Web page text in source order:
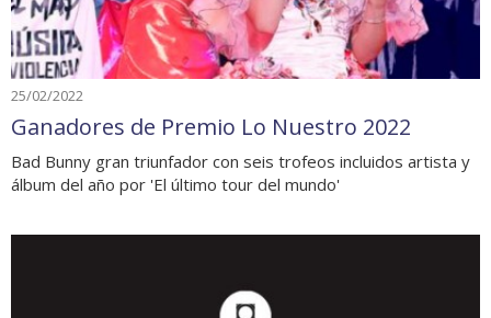
25/02/2022
Ganadores de Premio Lo Nuestro 2022
Bad Bunny gran triunfador con seis trofeos incluidos artista y
álbum del año por 'El último tour del mundo'